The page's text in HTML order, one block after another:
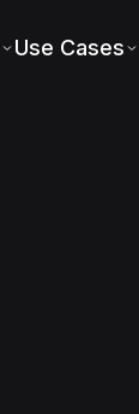
Use Cases